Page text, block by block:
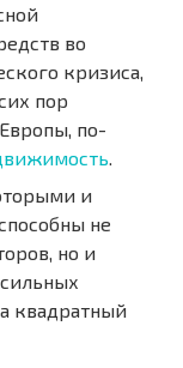
во
кризиса,
пор
по-
.
и
не
но и
квадратный